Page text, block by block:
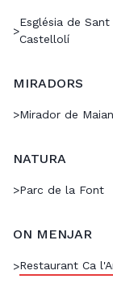
>
Església de
Castellolí
MIRADORS
>Mirador de
NATURA
>Parc de la Font
ON MENJAR
>Restaurant Ca